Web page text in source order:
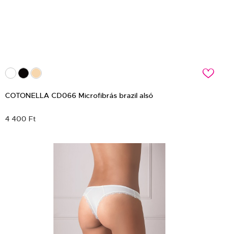
c
COTONELLA CD066 Microfibrás brazil alsó
4 400 Ft